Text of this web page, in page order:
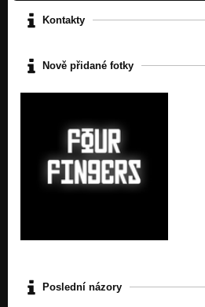
Kontakty
Nově přidané fotky
Poslední názory